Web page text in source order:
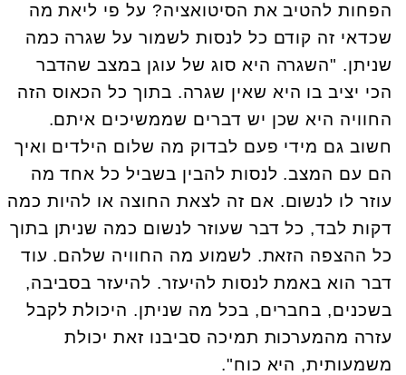
הפחות להטיב את הסיטואציה? על פי ליאת מה
שכדאי זה קודם כל לנסות לשמור על שגרה כמה
שניתן. "השגרה היא סוג של עוגן במצב שהדבר
הכי יציב בו היא שאין שגרה. בתוך כל הכאוס הזה
החוויה היא שכן יש דברים שממשיכים איתם.
חשוב גם מידי פעם לבדוק מה שלום הילדים ואיך
הם עם המצב. לנסות להבין בשביל כל אחד מה
עוזר לו לנשום. אם זה לצאת החוצה או להיות כמה
דקות לבד, כל דבר שעוזר לנשום כמה שניתן בתוך
כל ההצפה הזאת. לשמוע מה החוויה שלהם. עוד
דבר הוא באמת לנסות להיעזר. להיעזר בסביבה,
בשכנים, בחברים, בכל מה שניתן. היכולת לקבל
עזרה מהמערכות תמיכה סביבנו זאת יכולת
משמעותית, היא כוח".